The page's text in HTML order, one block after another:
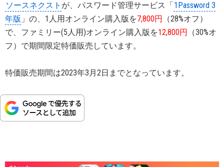
ソースネクスト が、パスワード管理サービス「 1Password 3
年版 」の、1人用オンライン購入版を7,800円
（28%オフ）
で、ファミリー(5人用)オンライン購入版を12,800円
（30%オ
フ）で期間限定特価販売しています。
特価販売期間は2023年3月2日までとなっています。